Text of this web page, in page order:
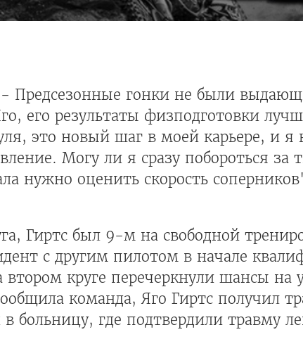
- Предсезонные гонки не были
его результаты физподготовки
это новый шаг в моей карьере, и я
Могу ли я сразу побороться за
нужно оценить скорость
Гиртс был 9-м на свободной
с другим пилотом в начале
круге перечеркнули шансы на
команда, Яго Гиртс получил
в больницу, где подтвердили травму